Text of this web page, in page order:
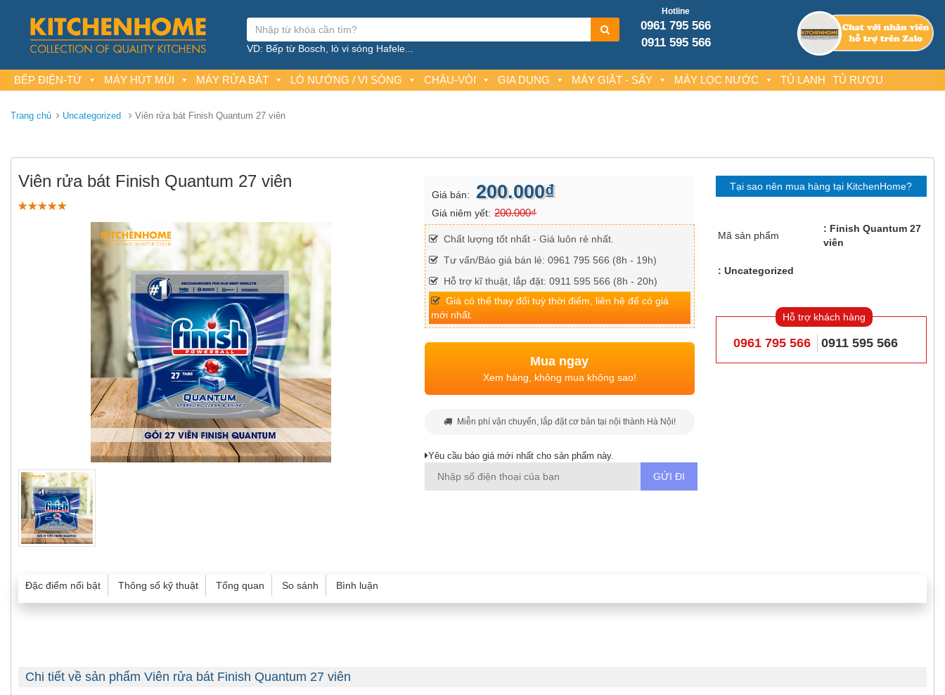
Hotline
0961 795 566
0911 595 566
VD: Bếp từ Bosch, lò vi sóng Hafele...
BẾP ĐIỆN-TỪ MÁY HÚT MÙI MÁY RỬA BÁT LÒ NƯỚNG / VI SÓNG CHẬU-VÒI GIA DỤNG MÁY GIẶT - SẤY MÁY LỌC NƯỚC TỦ LẠNH TỦ RƯỢU
Trang chủ Uncategorized Viên rửa bát Finish Quantum 27 viên
Viên rửa bát Finish Quantum 27 viên
Giá bán: 200.000₫
Giá niêm yết: 200.000₫
Chất lượng tốt nhất - Giá luôn rẻ nhất.
Tư vấn/Báo giá bán lẻ: 0961 795 566 (8h - 19h)
Hỗ trợ kĩ thuật, lắp đặt: 0911 595 566 (8h - 20h)
Giá có thể thay đổi tuỳ thời điểm, liên hệ để có giá
mới nhất.
Mua ngay
Xem hàng, không mua không sao!
Miễn phí vận chuyển, lắp đặt cơ bản tại nội thành Hà Nội!
Yêu cầu báo giá mới nhất cho sản phẩm này.
Tại sao nên mua hàng tại KitchenHome?
Mã sản phẩm
Finish Quantum 27
viên
Uncategorized
Hỗ trợ khách hàng
0961 795 566 0911 595 566
Đặc điểm nổi bật Thông số kỹ thuật Tổng quan So sánh Bình luận
Chi tiết về sản phẩm Viên rửa bát Finish Quantum 27 viên